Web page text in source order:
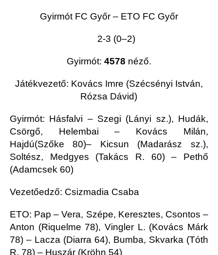
Gyirmót FC Győr – ETO FC Győr
2-3 (0–2)
Gyirmót: 4578 néző.
Játékvezető: Kovács Imre (Szécsényi István,
Rózsa Dávid)
Gyirmót: Hásfalvi – Szegi (Lányi sz.), Hudák,
Csörgő, Helembai – Kovács Milán,
Hajdú(Szőke 80)– Kicsun (Madarász sz.),
Soltész, Medgyes (Takács R. 60) – Pethő
(Adamcsek 60)
Vezetőedző: Csizmadia Csaba
ETO: Pap – Vera, Szépe, Keresztes, Csontos –
Anton (Riquelme 78), Vingler L. (Kovács Márk
78) – Lacza (Diarra 64), Bumba, Skvarka (Tóth
R. 78) – Huszár (Kröhn 54)